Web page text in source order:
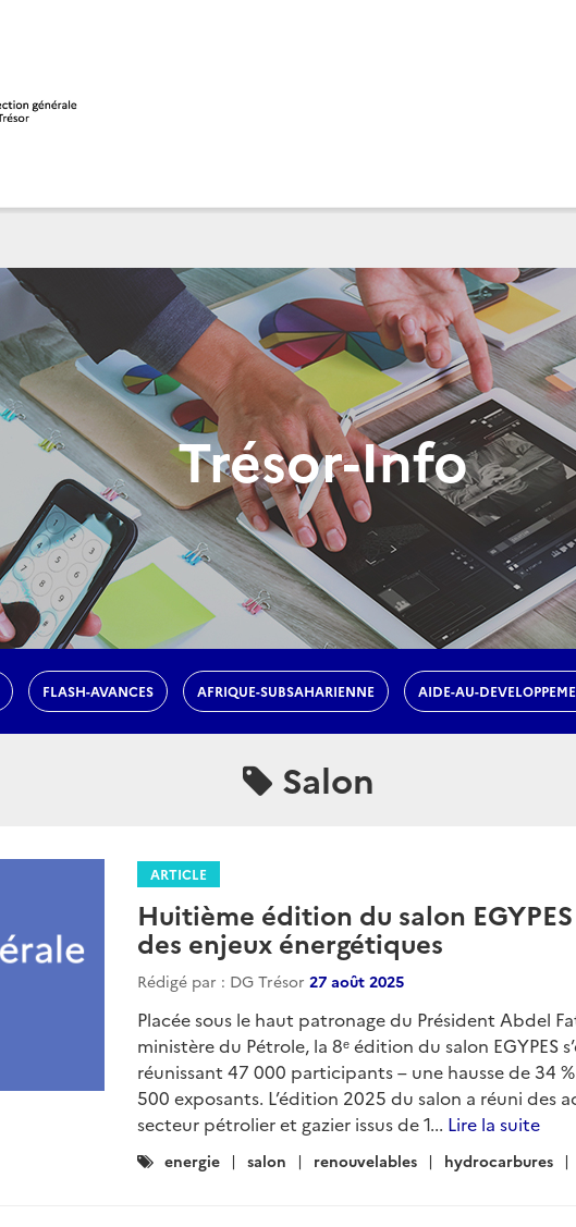
Trésor-Info
FLASH-AVANCES AFRIQUE-SUBSAHARIENNE AIDE-AU-
Salon
ARTICLE
Huitième édition du salon
des enjeux énergétiques
Rédigé par : DG Trésor 27 août 2025
Placée sous le haut patronage du Président Abdel
ministère du Pétrole, la 8ᵉ édition du salon EGYPES
réunissant 47 000 participants – une hausse de 34
500 exposants. L’édition 2025 du salon a réuni des
secteur pétrolier et gazier issus de 1... Lire la suite
Catégories
energie salon renouvelables hydrocarbures